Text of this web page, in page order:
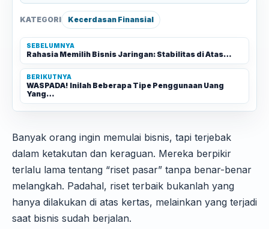
KATEGORI Kecerdasan Finansial
SEBELUMNYA
Rahasia Memilih Bisnis Jaringan: Stabilitas di Atas…
BERIKUTNYA
WASPADA! Inilah Beberapa Tipe Penggunaan Uang
Yang…
Banyak orang ingin memulai bisnis, tapi terjebak
dalam ketakutan dan keraguan. Mereka berpikir
terlalu lama tentang “riset pasar” tanpa benar-benar
melangkah. Padahal, riset terbaik bukanlah yang
hanya dilakukan di atas kertas, melainkan yang terjadi
saat bisnis sudah berjalan.